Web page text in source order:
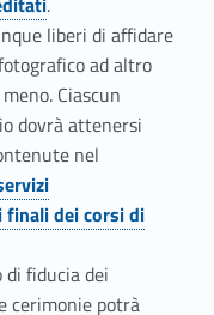
liberi di affidare
ad altro
Ciascun
dovrà attenersi
nel
dei corsi di
di fiducia dei
cerimonie potrà